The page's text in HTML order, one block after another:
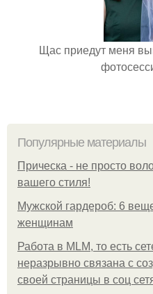
Щас приедут меня
Популярные материалы
Прическа - не просто
вашего стиля!
Мужской гардероб: 6
женщинам
Работа в MLM, то есть
неразрывно связана с
своей страницы в соц